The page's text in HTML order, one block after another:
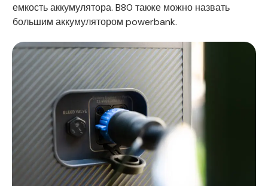
емкость аккумулятора. B80 также можно назвать
большим аккумулятором powerbank.